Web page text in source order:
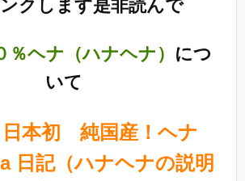
クします是非読んで
％ヘナ（ハナヘナ） につ
いて
日本初 純国産！ヘナ
日記（ハナヘナの説明